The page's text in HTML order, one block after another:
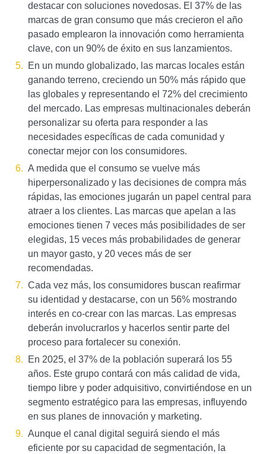
destacar con soluciones novedosas. El 37% de las
marcas de gran consumo que más crecieron el año
pasado emplearon la innovación como herramienta
clave, con un 90% de éxito en sus lanzamientos.
En un mundo globalizado, las marcas locales están
ganando terreno, creciendo un 50% más rápido que
las globales y representando el 72% del crecimiento
del mercado. Las empresas multinacionales deberán
personalizar su oferta para responder a las
necesidades específicas de cada comunidad y
conectar mejor con los consumidores.
A medida que el consumo se vuelve más
hiperpersonalizado y las decisiones de compra más
rápidas, las emociones jugarán un papel central para
atraer a los clientes. Las marcas que apelan a las
emociones tienen 7 veces más posibilidades de ser
elegidas, 15 veces más probabilidades de generar
un mayor gasto, y 20 veces más de ser
recomendadas.
Cada vez más, los consumidores buscan reafirmar
su identidad y destacarse, con un 56% mostrando
interés en co-crear con las marcas. Las empresas
deberán involucrarlos y hacerlos sentir parte del
proceso para fortalecer su conexión.
En 2025, el 37% de la población superará los 55
años. Este grupo contará con más calidad de vida,
tiempo libre y poder adquisitivo, convirtiéndose en un
segmento estratégico para las empresas, influyendo
en sus planes de innovación y marketing.
Aunque el canal digital seguirá siendo el más
eficiente por su capacidad de segmentación, la